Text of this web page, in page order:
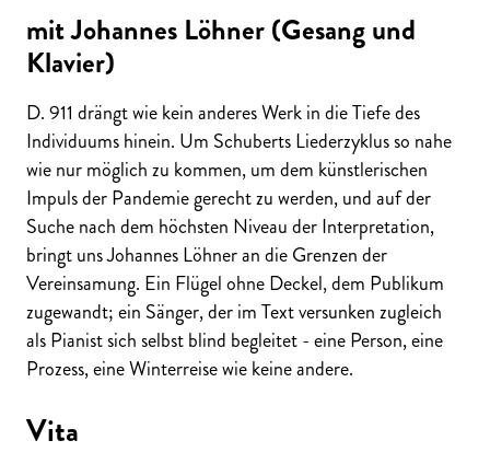
mit Johannes Löhner (Gesang und
Klavier)
D. 911 drängt wie kein anderes Werk in die Tiefe des
Individuums hinein. Um Schuberts Liederzyklus so nahe
wie nur möglich zu kommen, um dem künstlerischen
Impuls der Pandemie gerecht zu werden, und auf der
Suche nach dem höchsten Niveau der Interpretation,
bringt uns Johannes Löhner an die Grenzen der
Vereinsamung. Ein Flügel ohne Deckel, dem Publikum
zugewandt; ein Sänger, der im Text versunken zugleich
als Pianist sich selbst blind begleitet - eine Person, eine
Prozess, eine Winterreise wie keine andere.
Vita